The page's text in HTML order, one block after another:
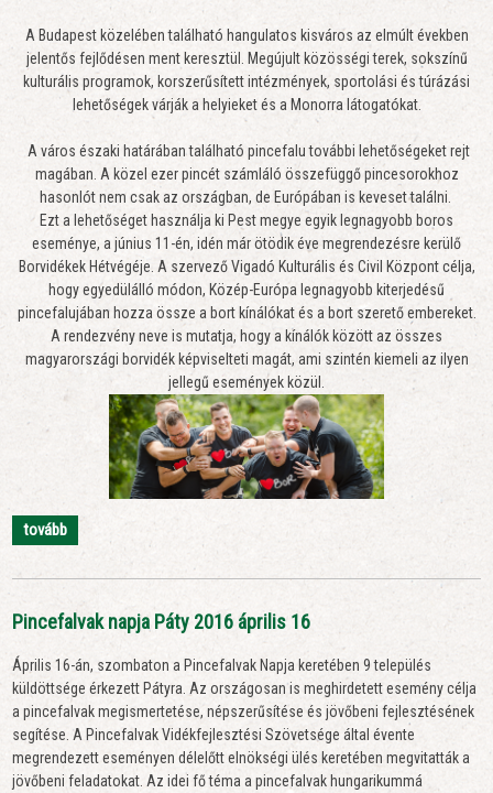
A Budapest közelében található hangulatos kisváros az elmúlt években
jelentős fejlődésen ment keresztül. Megújult közösségi terek, sokszínű
kulturális programok, korszerűsített intézmények, sportolási és túrázási
lehetőségek várják a helyieket és a Monorra látogatókat.
A város északi határában található pincefalu további lehetőségeket rejt
magában. A közel ezer pincét számláló összefüggő pincesorokhoz
hasonlót nem csak az országban, de Európában is keveset találni.
Ezt a lehetőséget használja ki Pest megye egyik legnagyobb boros
eseménye, a június 11-én, idén már ötödik éve megrendezésre kerülő
Borvidékek Hétvégéje. A szervező Vigadó Kulturális és Civil Központ célja,
hogy egyedülálló módon, Közép-Európa legnagyobb kiterjedésű
pincefalujában hozza össze a bort kínálókat és a bort szerető embereket.
A rendezvény neve is mutatja, hogy a kínálók között az összes
magyarországi borvidék képviselteti magát, ami szintén kiemeli az ilyen
jellegű események közül.
tovább
Pincefalvak napja Páty 2016 április 16
Április 16-án, szombaton a Pincefalvak Napja keretében 9 település
küldöttsége érkezett Pátyra. Az országosan is meghirdetett esemény célja
a pincefalvak megismertetése, népszerűsítése és jövőbeni fejlesztésének
segítése. A Pincefalvak Vidékfejlesztési Szövetsége által évente
megrendezett eseményen délelőtt elnökségi ülés keretében megvitatták a
jövőbeni feladatokat. Az idei fő téma a pincefalvak hungarikummá